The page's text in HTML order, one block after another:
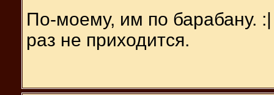
По-моему, им по барабану.
раз не приходится.